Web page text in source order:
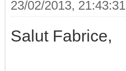
23/02/2013, 21:43:31
Salut Fabrice,